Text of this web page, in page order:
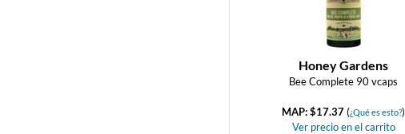
Honey Gardens
Bee Complete 90 vcaps
MAP: $17.37(¿Qué es esto?)
Ver precio en el carrito